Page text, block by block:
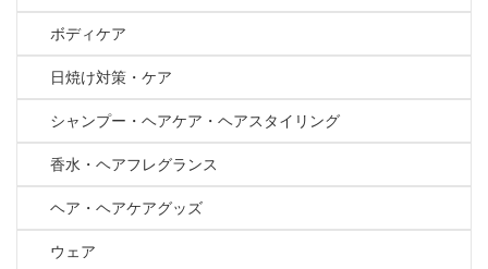
ボディケア
日焼け対策・ケア
シャンプー・ヘアケア・ヘアスタイリング
香水・ヘアフレグランス
ヘア・ヘアケアグッズ
ウェア